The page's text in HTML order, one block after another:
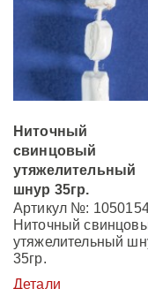
Ниточный
свинцовый
утяжелительный
шнур 35гр.
Артикул №:
Ниточный
утяжелительный
35гр.
Детали